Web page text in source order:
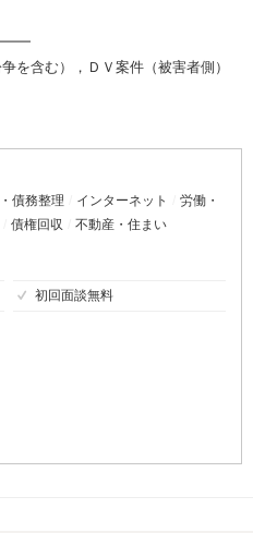
を含む），ＤＶ案件（被害者側）
債務整理 インターネット
労働・
債権回収 不動産・住まい
初回面談無料